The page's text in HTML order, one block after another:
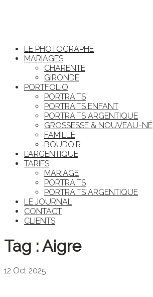
LE PHOTOGRAPHE
MARIAGES
CHARENTE
GIRONDE
PORTFOLIO
PORTRAITS
PORTRAITS ENFANT
PORTRAITS ARGENTIQUE
GROSSESSE & NOUVEAU-NÉ
FAMILLE
BOUDOIR
L’ARGENTIQUE
TARIFS
MARIAGE
PORTRAITS
PORTRAITS ARGENTIQUE
LE JOURNAL
CONTACT
CLIENTS
Tag :Aigre
12 Oct 2025